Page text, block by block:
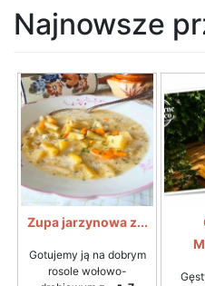
Najnowsze
Zupa jarzynowa z...
Gotujemy ją na dobrym
rosole wołowo-